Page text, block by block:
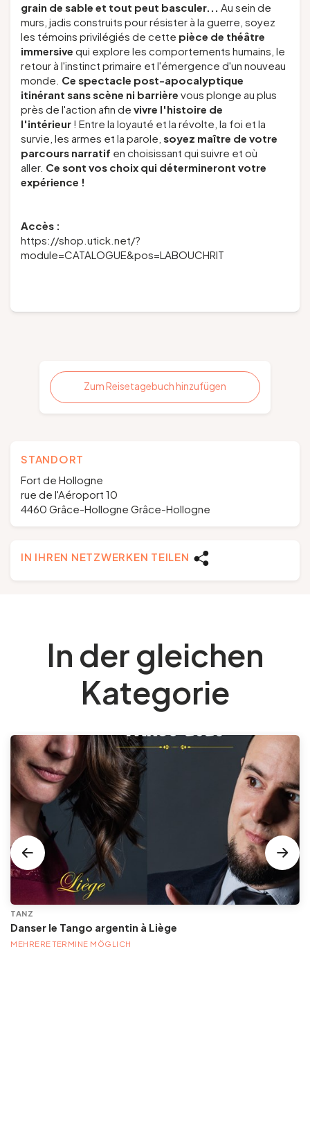
grain de sable et tout peut basculer... Au sein de
murs, jadis construits pour résister à la guerre, soyez
les témoins privilégiés de cette pièce de théâtre
immersive qui explore les comportements humains, le
retour à l'instinct primaire et l'émergence d'un nouveau
monde. Ce spectacle post-apocalyptique
itinérant sans scène ni barrière vous plonge au plus
près de l'action afin de vivre l'histoire de
l'intérieur ! Entre la loyauté et la révolte, la foi et la
survie, les armes et la parole, soyez maître de votre
parcours narratif en choisissant qui suivre et où
aller. Ce sont vos choix qui détermineront votre
expérience !
Accès :
https://shop.utick.net/?
module=CATALOGUE&pos=LABOUCHRIT
Zum Reisetagebuch hinzufügen
STANDORT
Fort de Hollogne
rue de l'Aéroport 10
4460 Grâce-Hollogne Grâce-Hollogne
IN IHREN NETZWERKEN TEILEN
In der gleichen
Kategorie
TANZ
Danser le Tango argentin à Liège
MEHRERE TERMINE MÖGLICH